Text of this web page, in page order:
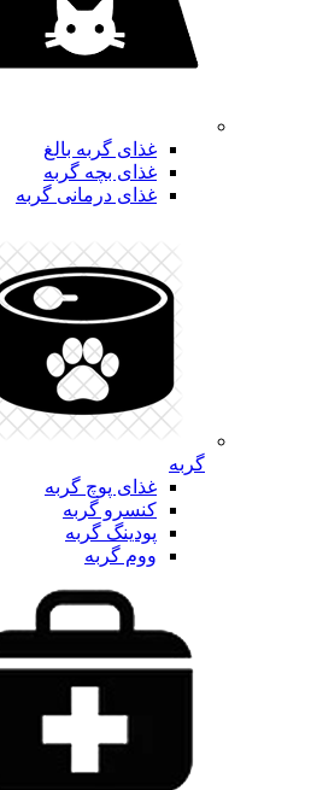
غذای گربه بالغ
غذای بچه گربه
غذای درمانی گربه
گربه
غذای پوچ گربه
کنسرو گربه
پودینگ گربه
ووم گربه